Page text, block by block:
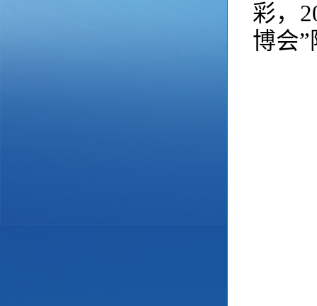
彩，
博会